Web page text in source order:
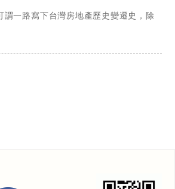
一路寫下台灣房地產歷史變遷史，除